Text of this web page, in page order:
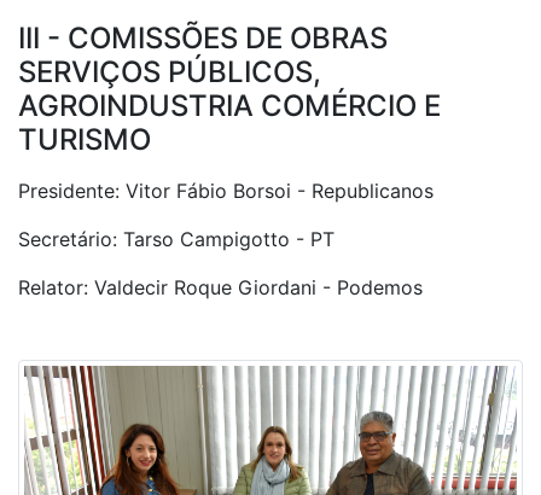
III - COMISSÕES DE OBRAS
SERVIÇOS PÚBLICOS,
AGROINDUSTRIA COMÉRCIO E
TURISMO
Presidente: Vitor Fábio Borsoi - Republicanos
Secretário: Tarso Campigotto - PT
Relator: Valdecir Roque Giordani - Podemos